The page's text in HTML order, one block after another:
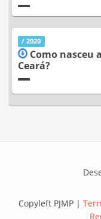
/ 2020
Como nasceu
Ceará?
Copyleft PJMP |